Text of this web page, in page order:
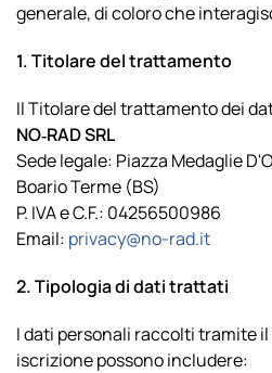
generale, di coloro che
1. Titolare del trattamento
Il Titolare del trattamento dei
NO‑RAD SRL
Sede legale: Piazza Medaglie
Boario Terme (BS)
P. IVA e C.F.: 04256500986
Email: privacy@no-rad.it
2. Tipologia di dati trattati
I dati personali raccolti tramite il
iscrizione possono includere: